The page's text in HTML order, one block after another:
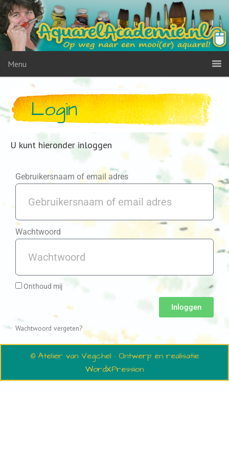
Menu
Login
U kunt hieronder inloggen
Gebruikersnaam of email adres
Wachtwoord
Onthoud mij
Inloggen
Wachtwoord vergeten?
© Atelier van Vegchel · Ontwerp en realisatie
WordXPression